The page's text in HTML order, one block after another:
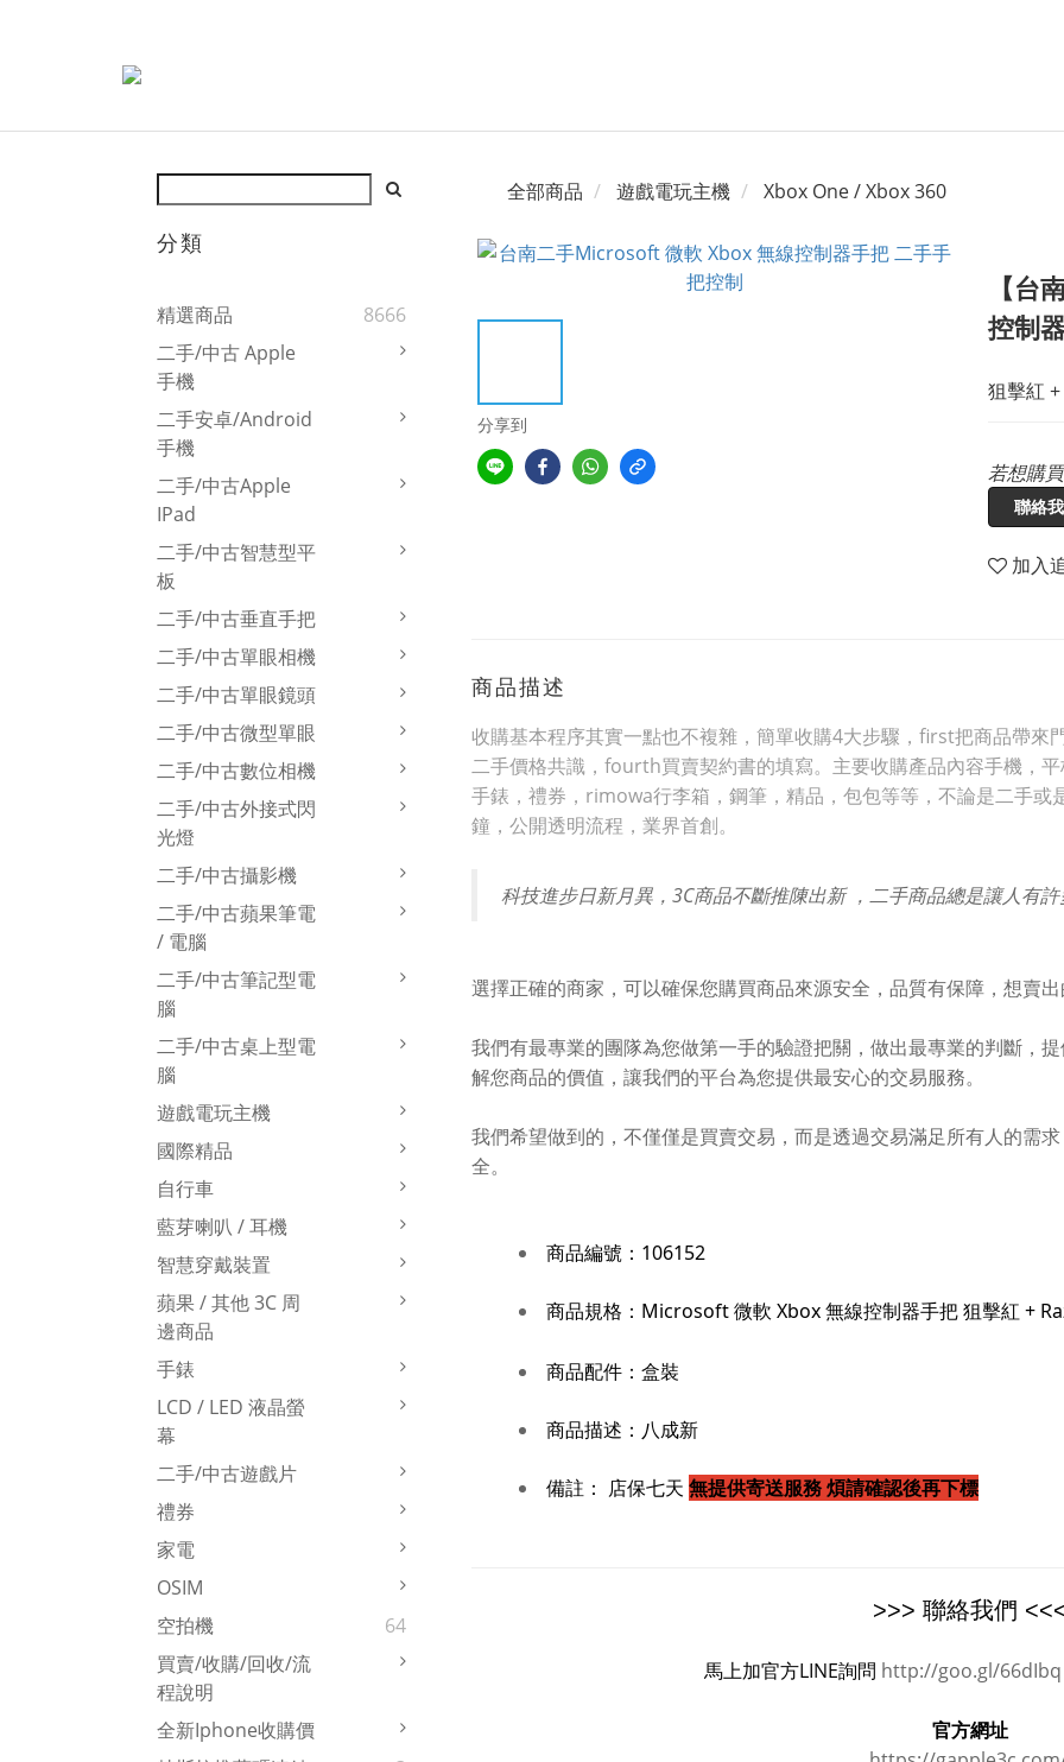
分類
精選商品
8666
二手/中古 Apple
手機
二手安卓/Android
手機
二手/中古Apple
IPad
二手/中古智慧型平
板
二手/中古垂直手把
二手/中古單眼相機
二手/中古單眼鏡頭
二手/中古微型單眼
二手/中古數位相機
二手/中古外接式閃
光燈
二手/中古攝影機
二手/中古蘋果筆電
/ 電腦
二手/中古筆記型電
腦
二手/中古桌上型電
腦
遊戲電玩主機
國際精品
自行車
藍芽喇叭 / 耳機
智慧穿戴裝置
蘋果 / 其他 3C 周
邊商品
手錶
LCD / LED 液晶螢
幕
二手/中古遊戲片
禮券
家電
OSIM
空拍機
64
買賣/收購/回收/流
程說明
全新iphone收購價
全部商品 遊戲電玩主機 Xbox One / Xbox 360
分享到
【台
控制
狙擊紅
若想購
聯絡
加入
商品描述
收購基本程序其實一點也不複雜，簡單收購4大步驟，first把商品帶
二手價格共識，fourth買賣契約書的填寫。主要收購產品內容手機，
手錶，禮券，rimowa行李箱，鋼筆，精品，包包等等，不論是二手或
鐘，公開透明流程，業界首創。
科技進步日新月異，3C商品不斷推陳出新 ，二手商品總是讓人有
選擇正確的商家，可以確保您購買商品來源安全，品質有保障，想賣
我們有最專業的團隊為您做第一手的驗證把關，做出最專業的判斷，
解您商品的價值，讓我們的平台為您提供最安心的交易服務。
我們希望做到的，不僅僅是買賣交易，而是透過交易滿足所有人的需
全。
商品編號： 106152
商品規格： Microsoft 微軟 Xbox 無線控制器手把 狙擊紅 +
商品配件： 盒裝
商品描述： 八成新
備註： 店保七天 無提供寄送服務 煩請確認後再下標
>>> 聯絡我們
馬上加官方LINE詢問 http://goo.gl/66dIbq
官方網址